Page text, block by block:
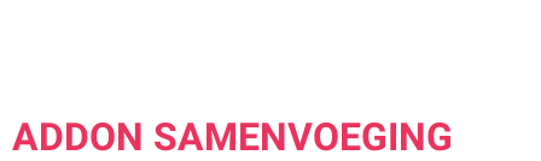
ADDON SAMENVOEGING